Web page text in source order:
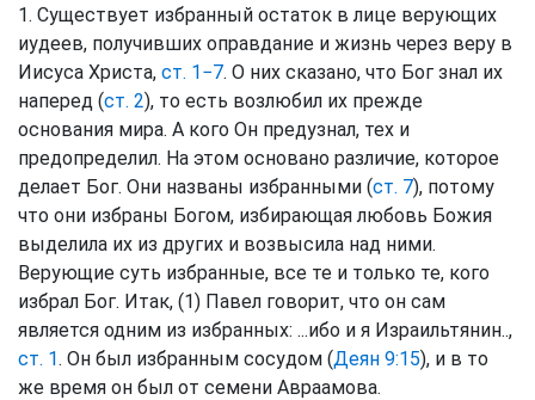
1. Существует избранный остаток в лице верующих
иудеев, получивших оправдание и жизнь через веру в
Иисуса Христа, ст. 1−7. О них сказано, что Бог знал их
наперед (ст. 2), то есть возлюбил их прежде
основания мира. А кого Он предузнал, тех и
предопределил. На этом основано различие, которое
делает Бог. Они названы избранными (ст. 7), потому
что они избраны Богом, избирающая любовь Божия
выделила их из других и возвысила над ними.
Верующие суть избранные, все те и только те, кого
избрал Бог. Итак, (1) Павел говорит, что он сам
является одним из избранных: ...ибо и я Израильтянин..,
ст. 1. Он был избранным сосудом (Деян 9:15), и в то
же время он был от семени Авраамова.